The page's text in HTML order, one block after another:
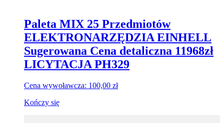
Paleta MIX 25 Przedmiotów
ELEKTRONARZĘDZIA EINHELL
Sugerowana Cena detaliczna 11968zł
LICYTACJA PH329
Cena wywoławcza: 100,00 zł
Kończy się